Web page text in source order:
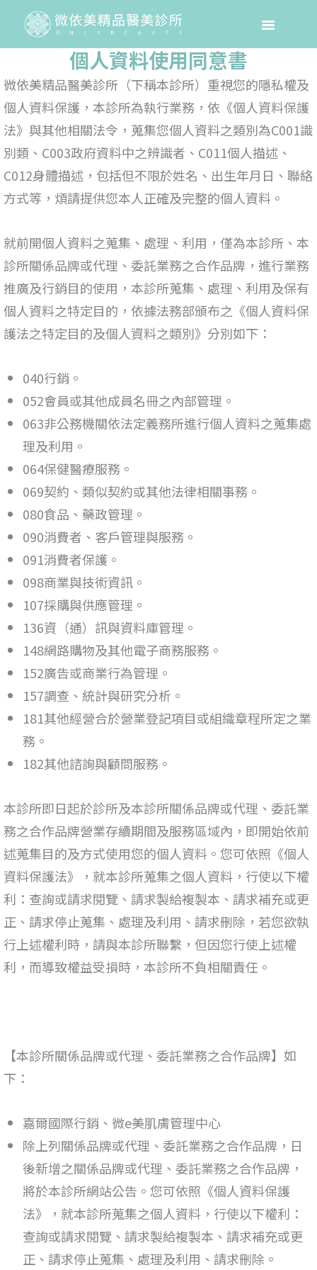
個人資料使用同意書
微依美精品醫美診所（下稱本診所）重視您的隱私權及
個人資料保護，本診所為執行業務，依《個人資料保護
法》與其他相關法令，蒐集您個人資料之類別為C001識
別類、C003政府資料中之辨識者、C011個人描述、
C012身體描述，包括但不限於姓名、出生年月日、聯絡
方式等，煩請提供您本人正確及完整的個人資料。
就前開個人資料之蒐集、處理、利用，僅為本診所、本
診所關係品牌或代理、委託業務之合作品牌，進行業務
推廣及行銷目的使用，本診所蒐集、處理、利用及保有
個人資料之特定目的，依據法務部頒布之《個人資料保
護法之特定目的及個人資料之類別》分別如下：
040行銷。
052會員或其他成員名冊之內部管理。
063非公務機關依法定義務所進行個人資料之蒐集處
理及利用。
064保健醫療服務。
069契約、類似契約或其他法律相關事務。
080食品、藥政管理。
090消費者、客戶管理與服務。
091消費者保護。
098商業與技術資訊。
107採購與供應管理。
136資（通）訊與資料庫管理。
148網路購物及其他電子商務服務。
152廣告或商業行為管理。
157調查、統計與研究分析。
181其他經營合於營業登記項目或組織章程所定之業
務。
182其他諮詢與顧問服務。
本診所即日起於診所及本診所關係品牌或代理、委託業
務之合作品牌營業存續期間及服務區域內，即開始依前
述蒐集目的及方式使用您的個人資料。您可依照《個人
資料保護法》
，就本診所蒐集之個人資料，行使以下權
利：查詢或請求閱覽、請求製給複製本、請求補充或更
正、請求停止蒐集、處理及利用、請求刪除，若您欲執
行上述權利時，請與本診所聯繫，但因您行使上述權
利，而導致權益受損時，本診所不負相關責任。
【本診所關係品牌或代理、委託業務之合作品牌】如
下：
嘉爾國際行銷、微e美肌膚管理中心
除上列關係品牌或代理、委託業務之合作品牌，日
後新增之關係品牌或代理、委託業務之合作品牌，
將於本診所網站公告。您可依照《個人資料保護
法》
，就本診所蒐集之個人資料，行使以下權利：
查詢或請求閱覽、請求製給複製本、請求補充或更
正、請求停止蒐集、處理及利用、請求刪除。